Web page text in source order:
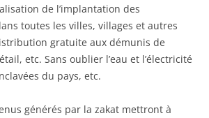
de l’implantation des
dans toutes les villes, villages et autres
gratuite aux démunis de
etc. Sans oublier l’eau et l’électricité
du pays, etc.
générés par la zakat mettront à